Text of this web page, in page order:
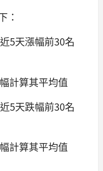
：
5天漲幅前30名
計算其平均值
5天跌幅前30名
計算其平均值